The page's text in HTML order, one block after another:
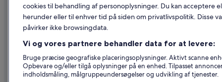
Nyhedsrum
Reklame
Flyrejser –
Billeje i
cookies til behandling af personoplysninger. Du kan acceptere
herunder eller til enhver tid på siden om privatlivspolitik. Disse
påvirker ikke browsingdata.
Vi og vores partnere behandler data for at levere:
Bruge præcise geografiske placeringsoplysninger. Aktivt scanne
Opbevare og/eller tilgå oplysninger på en enhed. Tilpasset
indholdsmåling, målgruppeundersøgelser og udvikling af tjenester.